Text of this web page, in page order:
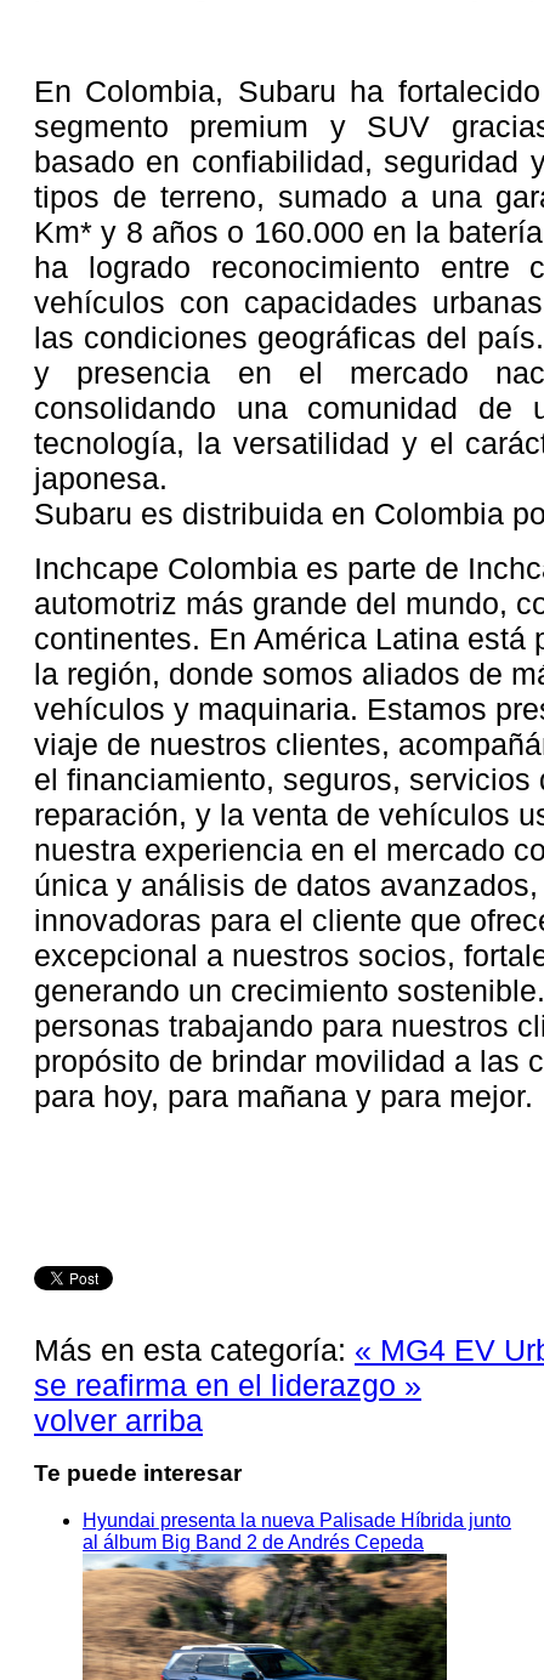
En Colombia, Subaru ha
segmento premium y SUV
basado en confiabilidad, seguridad
tipos de terreno, sumado a una
Km* y 8 años o 160.000 en la
ha logrado reconocimiento entre
vehículos con capacidades
las condiciones geográficas del
y presencia en el mercado
consolidando una comunidad de
tecnología, la versatilidad y el
japonesa.
Subaru es distribuida en Colombia
Inchcape Colombia es parte de
automotriz más grande del mundo,
continentes. En América Latina está
la región, donde somos aliados de
vehículos y maquinaria. Estamos
viaje de nuestros clientes,
el financiamiento, seguros, servicios
reparación, y la venta de vehículos
nuestra experiencia en el mercado
única y análisis de datos
innovadoras para el cliente que
excepcional a nuestros socios,
generando un crecimiento
personas trabajando para nuestros
propósito de brindar movilidad a las
para hoy, para mañana y para mejor.
Más en esta categoría: « MG4 EV
se reafirma en el liderazgo »
volver arriba
Te puede interesar
Hyundai presenta la nueva Palisade Híbrida junto
al álbum Big Band 2 de Andrés Cepeda